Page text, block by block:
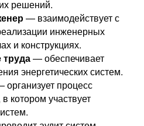
решений.
— взаимодействует с
инженерных
и конструкциях.
— обеспечивает
энергетических систем.
организует процесс
котором участвует